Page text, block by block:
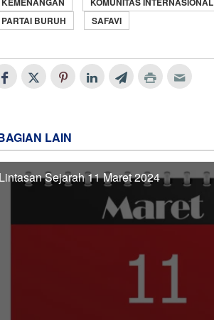
PARTAI BURUH
SAFAVI
LAIN
Sejarah 11 Maret 2024